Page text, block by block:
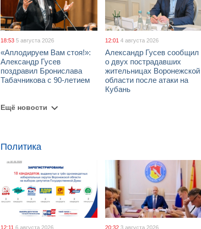
18:53 5 августа 2026
«Аплодируем Вам стоя!»:
Александр Гусев
поздравил Бронислава
Табачникова с 90-летием
12:01 4 августа 2026
Александр Гусев сообщил
о двух пострадавших
жительницах Воронежской
области после атаки на
Кубань
Ещё новости
Политика
12:11 6 августа 2026 20:32 3 августа 2026